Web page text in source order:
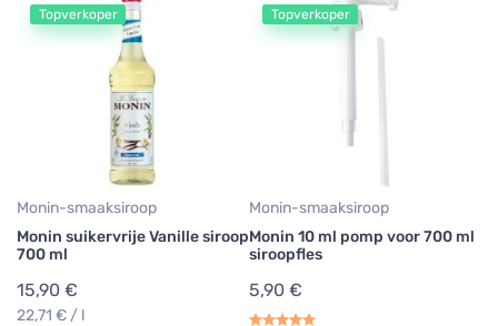
Topverkoper
Monin-smaaksiroop
Monin suikervrije Vanille siroop
700 ml
15,90 €
22,71 € / l
Topverkoper
Monin-smaaksiroop
Monin 10 ml pomp voor 700 ml
siroopfles
5,90 €